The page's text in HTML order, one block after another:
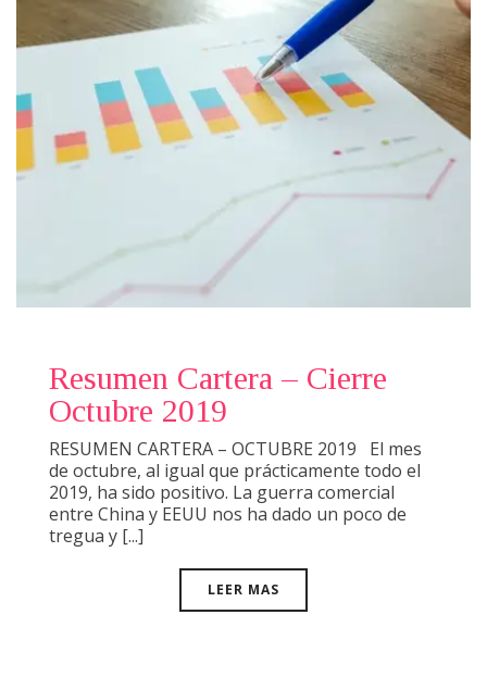
Resumen Cartera – Cierre
Octubre 2019
RESUMEN CARTERA – OCTUBRE 2019 El mes
de octubre, al igual que prácticamente todo el
2019, ha sido positivo. La guerra comercial
entre China y EEUU nos ha dado un poco de
tregua y [...]
LEER MAS